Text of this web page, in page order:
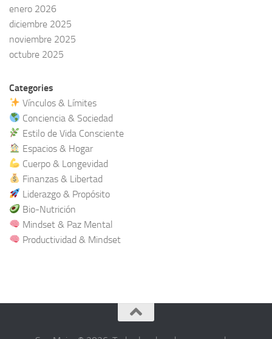
enero 2026
diciembre 2025
noviembre 2025
octubre 2025
Categories
Vínculos & Límites
Conciencia & Sociedad
Estilo de Vida Consciente
Espacios & Hogar
Cuerpo & Longevidad
Finanzas & Libertad
Liderazgo & Propósito
Bio-Nutrición
Mindset & Paz Mental
Productividad & Mindset